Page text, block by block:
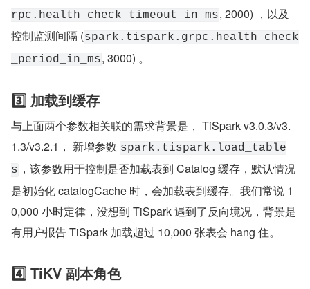
rpc.health_check_timeout_in_ms, 2000) ，以及
控制监测间隔 (spark.tispark.grpc.health_check
_period_in_ms, 3000) 。
3️⃣ 加载到缓存
与上面两个参数相关联的需求背景是， TiSpark v3.0.3/v3.
1.3/v3.2.1， 新增参数 spark.tispark.load_table
s ，该参数用于控制是否加载表到 Catalog 缓存，默认情况
是初始化 catalogCache 时，会加载表到缓存。我们常说 1
0,000 小时定律，没想到 TiSpark 遇到了反向境况，背景是
有用户报告 TiSpark 加载超过 10,000 张表会 hang 住。
4️⃣ TiKV 副本角色